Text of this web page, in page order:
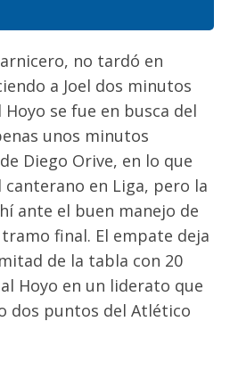
no tardó en
a Joel dos minutos
se fue en busca del
unos minutos
Diego Orive, en lo que
en Liga, pero la
ante el buen manejo de
tramo final. El empate deja
de la tabla con 20
Hoyo en un liderato que
dos puntos del Atlético